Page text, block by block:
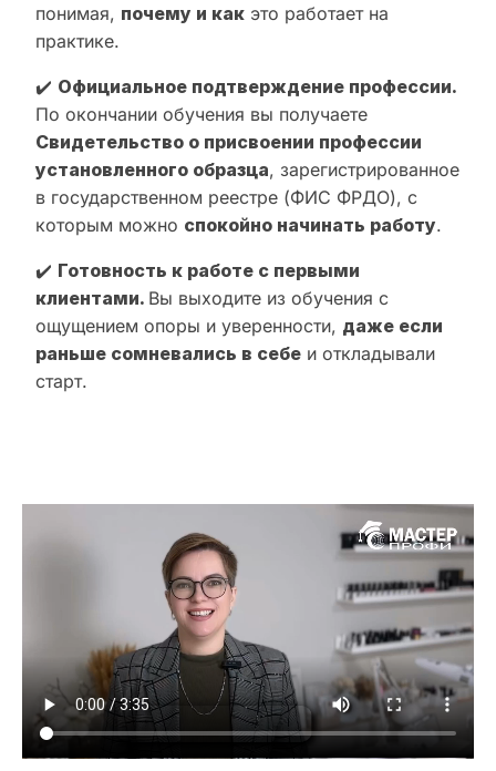
понимая, почему и как это работает на
практике.
✔️ Официальное подтверждение профессии.
По окончании обучения вы получаете
Свидетельство о присвоении профессии
установленного образца, зарегистрированное
в государственном реестре (ФИС ФРДО), с
которым можно спокойно начинать работу.
✔️ Готовность к работе с первыми
клиентами. Вы выходите из обучения с
ощущением опоры и уверенности, даже если
раньше сомневались в себе и откладывали
старт.